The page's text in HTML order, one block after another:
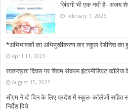
ज़िंदगी भी एक नदी है- अजय
February 1, 2026
*अभिभावकों का अभिमुखीकरण कर स्कूल रेडीनेस का
April 11, 2023
स्वतन्त्रता दिवस पर शिवम संकल्प इंटरमीडिएट कॉलेज
August 15, 2022
सीएम ने दो दिन के लिए प्रदेश में स्कूल-कॉलेजों सहित
निर्देश दिये